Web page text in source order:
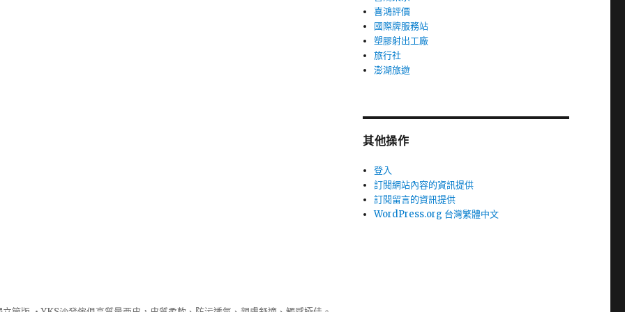
喜鴻評價
國際牌服務站
塑膠射出工廠
旅行社
澎湖旅遊
其他操作
登入
訂閱網站內容的資訊提供
訂閱留言的資訊提供
WordPress.org 台灣繁體中文